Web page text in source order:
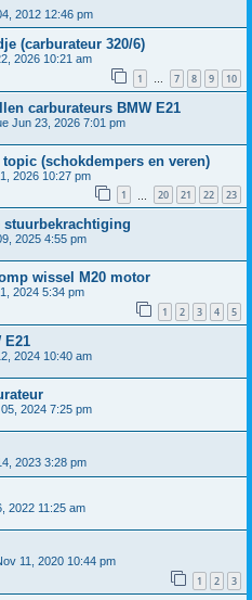
2012 12:46 pm
(carburateur 320/6)
2026 10:21 am
1 … 7 8 9 10
carburateurs BMW E21
Jun 23, 2026 7:01 pm
(schokdempers en veren)
2026 10:27 pm
1 20 21 22 23
stuurbekrachtiging
2025 4:55 pm
wissel M20 motor
2024 5:34 pm
1 2 3 4 5
E21
2024 10:40 am
2024 7:25 pm
2023 3:28 pm
2022 11:25 am
11, 2020 10:44 pm
1 2 3